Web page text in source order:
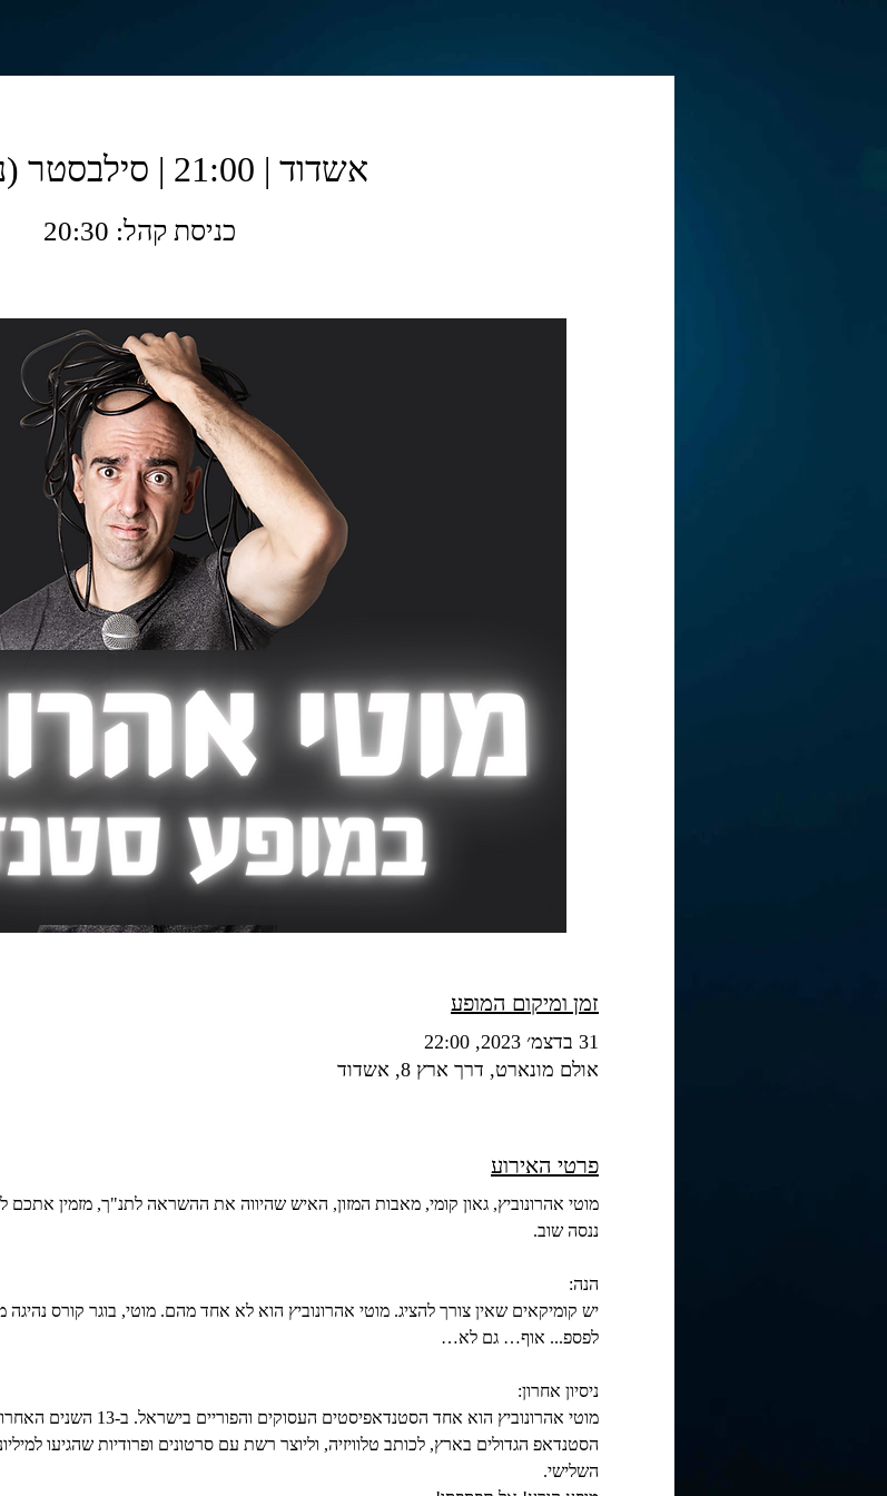
אשדוד | 21:00 | סילבסטר (נוביגוד)
כניסת קהל: 20:30
זמן ומיקום המופע
31 בדצמ׳ 2023, 22:00
אולם מונארט, דרך ארץ 8, אשדוד
פרטי האירוע
מוטי אהרונוביץ, גאון קומי, מאבות המזון, האיש שהיווה את ההשראה לתנ"ך, מזמין
ננסה שוב.
הנה:
יש קומיקאים שאין צורך להציג. מוטי אהרונוביץ הוא לא אחד מהם. מוטי, בוגר קורס
לפספ... אוף… גם לא…
ניסיון אחרון:
מוטי אהרונוביץ הוא אחד
הסטנדאפ הגדולים בארץ, לכותב טלוויזיה, וליוצר רשת עם סרטונים ופרודיות שהגיעו
השלישי.